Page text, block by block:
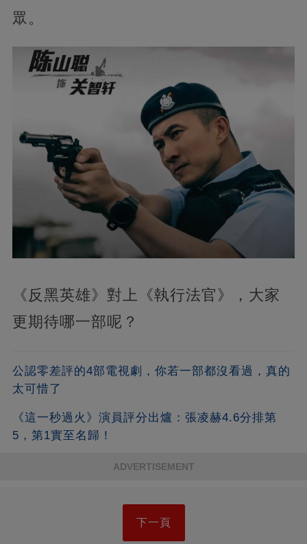
眾。
《反黑英雄》對上《執行法官》，大家
更期待哪一部呢？
公認零差評的4部電視劇，你若一部都沒看過，真的
太可惜了
《這一秒過火》演員評分出爐：張凌赫4.6分排第
5，第1實至名歸！
ADVERTISEMENT
下一頁